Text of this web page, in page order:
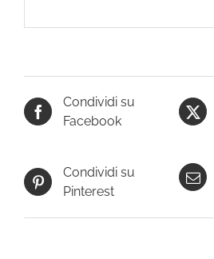
Condividi su
Facebook
Condividi su
Pinterest